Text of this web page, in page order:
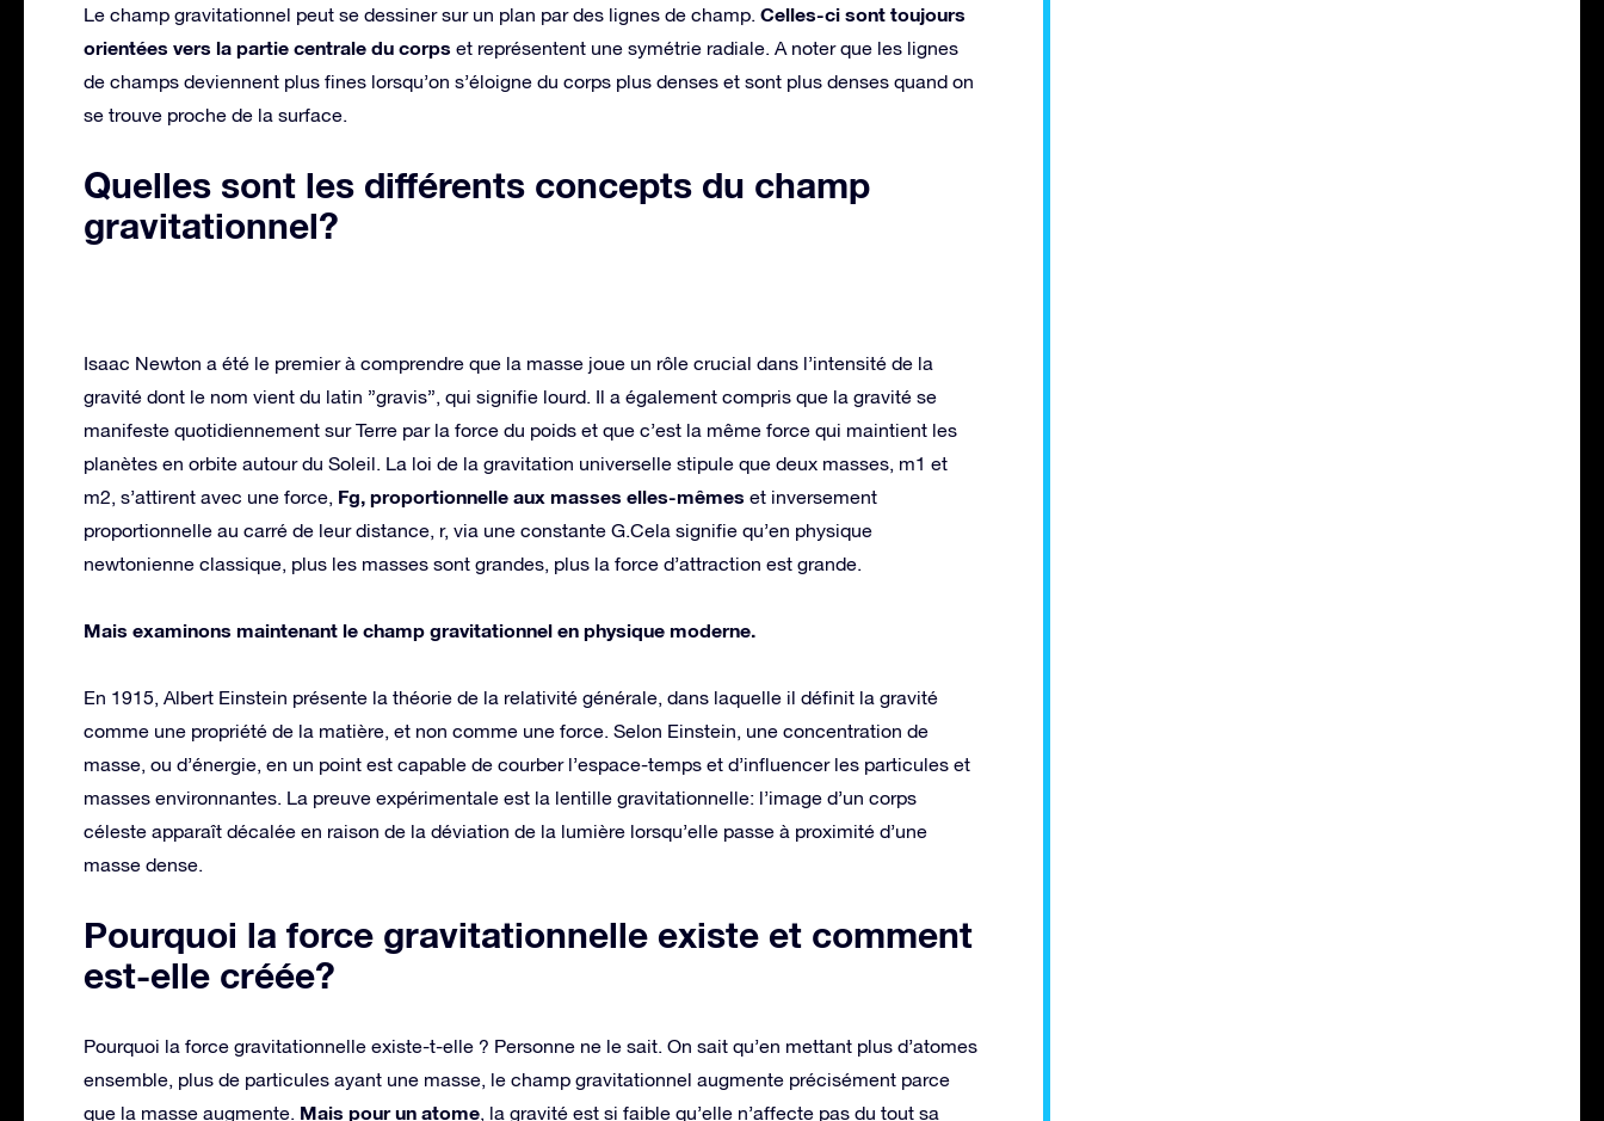
Le champ gravitationnel peut se dessiner sur un plan par des lignes de champ. Celles-ci sont toujours
orientées vers la partie centrale du corps et représentent une symétrie radiale. A noter que les lignes
de champs deviennent plus fines lorsqu’on s’éloigne du corps plus denses et sont plus denses quand on
se trouve proche de la surface.
Quelles sont les différents concepts du champ
gravitationnel?
Isaac Newton a été le premier à comprendre que la masse joue un rôle crucial dans l’intensité de la
gravité dont le nom vient du latin ”gravis”, qui signifie lourd. Il a également compris que la gravité se
manifeste quotidiennement sur Terre par la force du poids et que c’est la même force qui maintient les
planètes en orbite autour du Soleil. La loi de la gravitation universelle stipule que deux masses, m1 et
m2, s’attirent avec une force, Fg, proportionnelle aux masses elles-mêmes et inversement
proportionnelle au carré de leur distance, r, via une constante G.Cela signifie qu’en physique
newtonienne classique, plus les masses sont grandes, plus la force d’attraction est grande.
Mais examinons maintenant le champ gravitationnel en physique moderne.
En 1915, Albert Einstein présente la théorie de la relativité générale, dans laquelle il définit la gravité
comme une propriété de la matière, et non comme une force. Selon Einstein, une concentration de
masse, ou d’énergie, en un point est capable de courber l’espace-temps et d’influencer les particules et
masses environnantes. La preuve expérimentale est la lentille gravitationnelle: l’image d’un corps
céleste apparaît décalée en raison de la déviation de la lumière lorsqu’elle passe à proximité d’une
masse dense.
Pourquoi la force gravitationnelle existe et comment
est-elle créée?
Pourquoi la force gravitationnelle existe-t-elle ? Personne ne le sait. On sait qu’en mettant plus d’atomes
ensemble, plus de particules ayant une masse, le champ gravitationnel augmente précisément parce
que la masse augmente. Mais pour un atome, la gravité est si faible qu’elle n’affecte pas du tout sa